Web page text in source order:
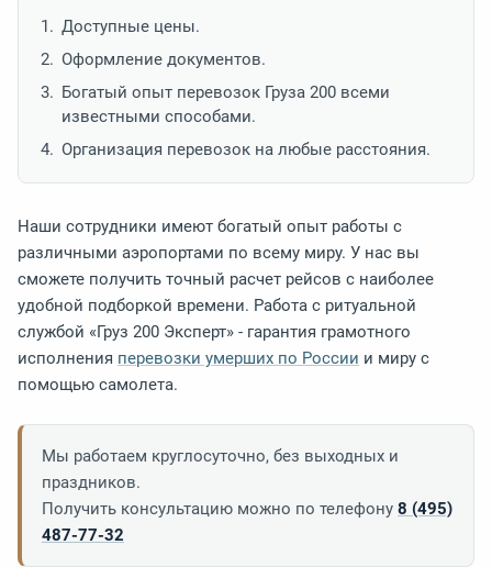
Доступные цены.
Оформление документов.
Богатый опыт перевозок Груза 200 всеми
известными способами.
Организация перевозок на любые расстояния.
Наши сотрудники имеют богатый опыт работы с
различными аэропортами по всему миру. У нас вы
сможете получить точный расчет рейсов с наиболее
удобной подборкой времени. Работа с ритуальной
службой «Груз 200 Эксперт» - гарантия грамотного
исполнения перевозки умерших по России и миру с
помощью самолета.
Мы работаем круглосуточно, без выходных и
праздников.
Получить консультацию можно по телефону 8 (495)
487-77-32